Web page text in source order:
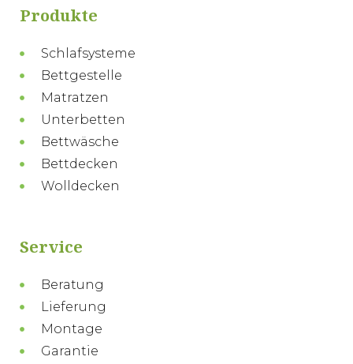
Produkte
Schlafsysteme
Bettgestelle
Matratzen
Unterbetten
Bettwäsche
Bettdecken
Wolldecken
Service
Beratung
Lieferung
Montage
Garantie